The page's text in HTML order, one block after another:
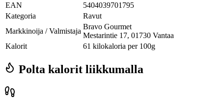
EAN
5404039701795
Kategoria
Ravut
Markkinoija / Valmistaja
Bravo Gourmet
Mestarintie 17, 01730 Vantaa
Kalorit
61 kilokaloria per 100g
Polta kalorit liikkumalla